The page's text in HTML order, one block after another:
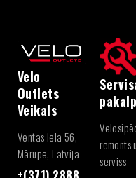
Velo
Outlets
Veikals
Ventas iela 56,
Mārupe, Latvija
remonts
serviss